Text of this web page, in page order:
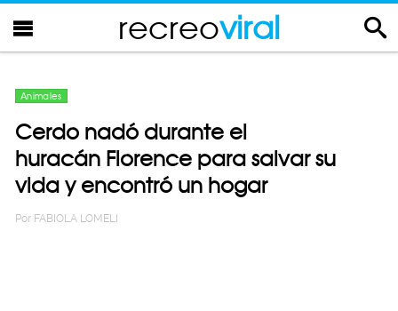
recreoviral
Animales
Cerdo nadó durante el
huracán Florence para salvar su
vida y encontró un hogar
Por FABIOLA LOMELI